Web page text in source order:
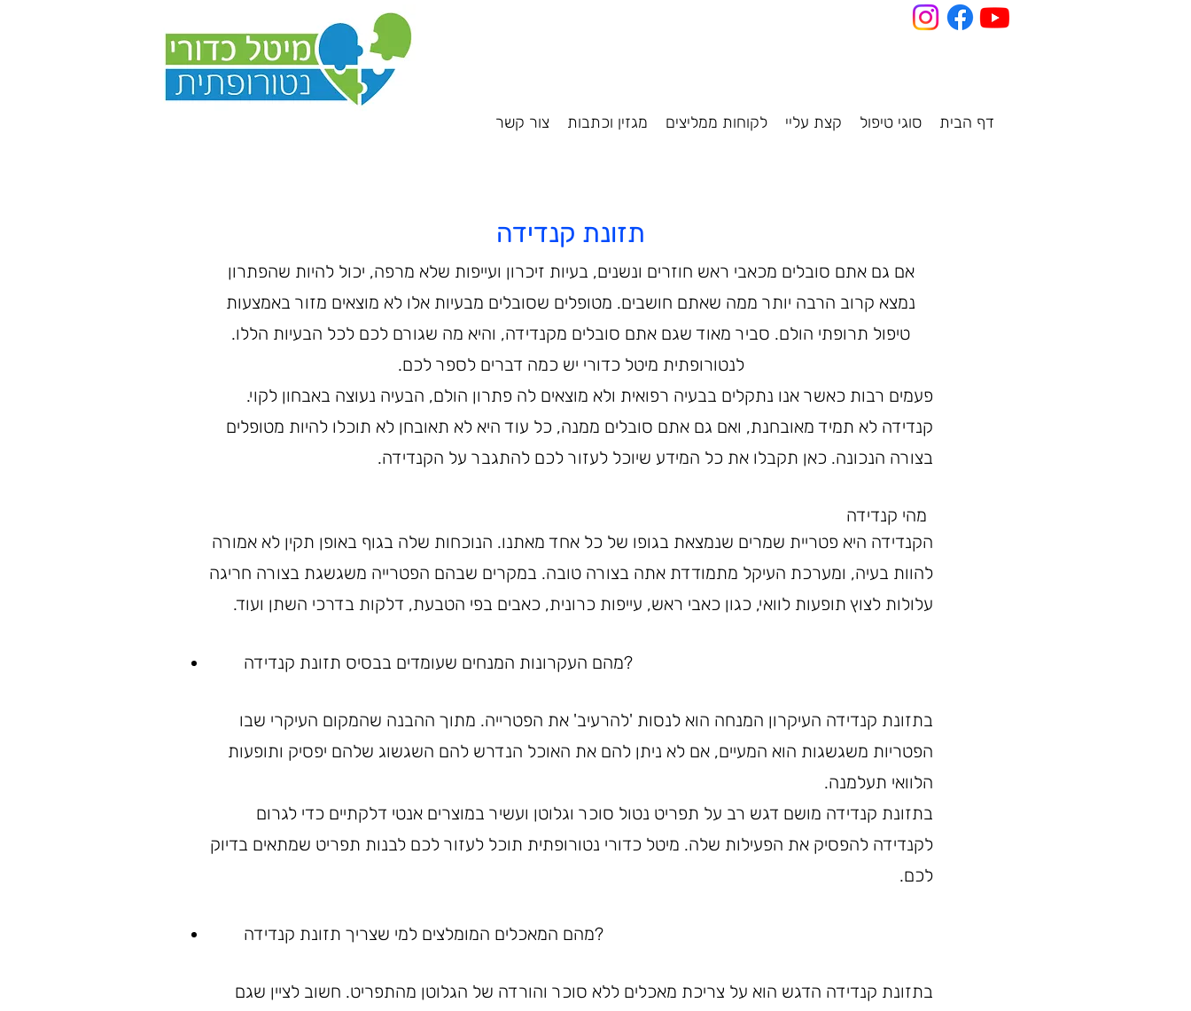
דף הבית סוגי טיפול קצת עליי לקוחות ממליצים מגזין וכתבות צור קשר
תזונת קנדידה
אם גם אתם סובלים מכאבי ראש חוזרים ונשנים, בעיות זיכרון ועייפות שלא מרפה, יכול להיות שהפתרון
נמצא קרוב הרבה יותר ממה שאתם חושבים. מטופלים שסובלים מבעיות אלו לא מוצאים מזור באמצעות
טיפול תרופתי הולם. סביר מאוד שגם אתם סובלים מקנדידה, והיא מה שגורם לכם לכל הבעיות הללו.
לנטורופתית מיטל כדורי יש כמה דברים לספר לכם.
פעמים רבות כאשר אנו נתקלים בבעיה רפואית ולא מוצאים לה פתרון הולם, הבעיה נעוצה באבחון לקוי.
קנדידה לא תמיד מאובחנת, ואם גם אתם סובלים ממנה, כל עוד היא לא תאובחן לא תוכלו להיות מטופלים
בצורה הנכונה. כאן תקבלו את כל המידע שיוכל לעזור לכם להתגבר על הקנדידה.
מהי קנדידה
הקנדידה היא פטריית שמרים שנמצאת בגופו של כל אחד מאתנו. הנוכחות שלה בגוף באופן תקין לא אמורה
להוות בעיה, ומערכת העיקל מתמודדת אתה בצורה טובה. במקרים שבהם הפטרייה משגשגת בצורה חריגה
עלולות לצוץ תופעות לוואי, כגון כאבי ראש, עייפות כרונית, כאבים בפי הטבעת, דלקות בדרכי השתן ועוד.
מהם העקרונות המנחים שעומדים בבסיס תזונת קנדידה?
בתזונת קנדידה העיקרון המנחה הוא לנסות 'להרעיב' את הפטרייה. מתוך ההבנה שהמקום העיקרי שבו
הפטריות משגשגות הוא המעיים, אם לא ניתן להם את האוכל הנדרש להם השגשוג שלהם יפסיק ותופעות
הלוואי תעלמנה.
בתזונת קנדידה מושם דגש רב על תפריט נטול סוכר וגלוטן ועשיר במוצרים אנטי דלקתיים כדי לגרום
לקנדידה להפסיק את הפעילות שלה. מיטל כדורי נטורופתית תוכל לעזור לכם לבנות תפריט שמתאים בדיוק
לכם.
מהם המאכלים המומלצים למי שצריך תזונת קנדידה?
בתזונת קנדידה הדגש הוא על צריכת מאכלים ללא סוכר והורדה של הגלוטן מהתפריט. חשוב לציין שגם